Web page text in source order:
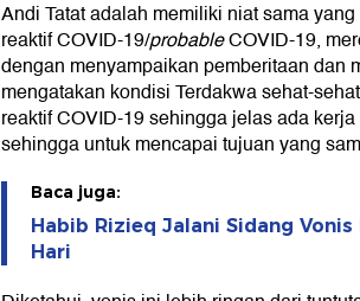
Andi Tatat adalah memiliki niat sama
reaktif COVID-19/probableCOVID-19,
dengan menyampaikan pemberitaan dan
mengatakan kondisi Terdakwa sehat-
reaktif COVID-19 sehingga jelas ada
sehingga untuk mencapai tujuan yang
Baca juga:
Habib Rizieq Jalani Sidang Vonis
Hari